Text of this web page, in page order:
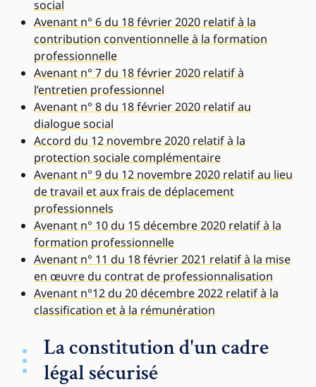
social
Avenant n° 6 du 18 février 2020 relatif à la
contribution conventionnelle à la formation
professionnelle
Avenant n° 7 du 18 février 2020 relatif à
l’entretien professionnel
Avenant n° 8 du 18 février 2020 relatif au
dialogue social
Accord du 12 novembre 2020 relatif à la
protection sociale complémentaire
Avenant n° 9 du 12 novembre 2020 relatif au lieu
de travail et aux frais de déplacement
professionnels
Avenant n° 10 du 15 décembre 2020 relatif à la
formation professionnelle
Avenant n° 11 du 18 février 2021 relatif à la mise
en œuvre du contrat de professionnalisation
Avenant n°12 du 20 décembre 2022 relatif à la
classification et à la rémunération
La constitution d'un cadre
légal sécurisé